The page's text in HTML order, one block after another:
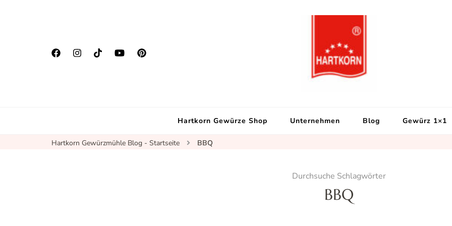
Hartkorn Gewürze Shop Unternehmen Blog Gewürz 1×1
Hartkorn Gewürzmühle Blog - Startseite BBQ
Durchsuche Schlagwörter
BBQ